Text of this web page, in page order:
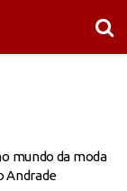
mundo da moda
Andrade